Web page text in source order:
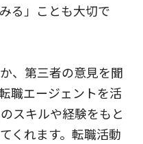
る」ことも大切で
、第三者の意見を聞
職エージェントを活
スキルや経験をもと
くれます。転職活動